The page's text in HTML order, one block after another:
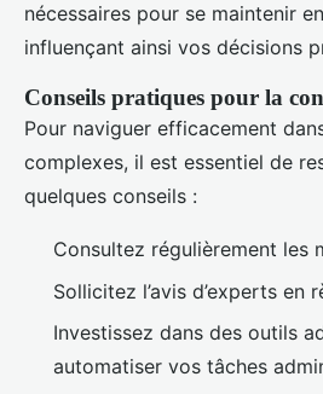
nécessaires pour se maintenir
influençant ainsi vos décisions
Conseils pratiques pour la
Pour naviguer efficacement
complexes, il est essentiel de
quelques conseils :
Consultez régulièrement les
Sollicitez l’avis d’experts en
Investissez dans des outils
automatiser vos tâches